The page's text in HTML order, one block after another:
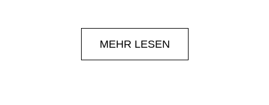
bike shorts made from lightweight Multistretch
ECOmaterial can also be used as mountain shorts.
The high elasticated Lycra waistband ensures a
MEHR LESEN